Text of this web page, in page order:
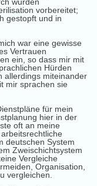
vorbereitet;
gestopft und in
war eine gewisse
Vertrauen
ein, so dass mir mit
Hürden
allerdings miteinander
mir sprachen sie
für mein
hier in der
oft an meine
deutschen System
Zweischichtsystem
Vergleiche
Organisation,
vergleichen.